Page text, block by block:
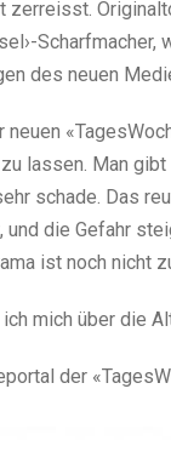
zerreisst.
des neuen
lassen. Man
schade. Das
die Gefahr
ist noch nicht
mich über die
der